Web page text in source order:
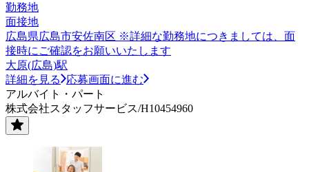
勤務地
面接地
広島県広島市安佐南区 ※詳細な勤務地につきましては、面
接時にご確認をお願いいたします
大原(広島)駅
詳細を見る
応募画面に進む
アルバイト・パート
株式会社スタッフサービス/H10454960